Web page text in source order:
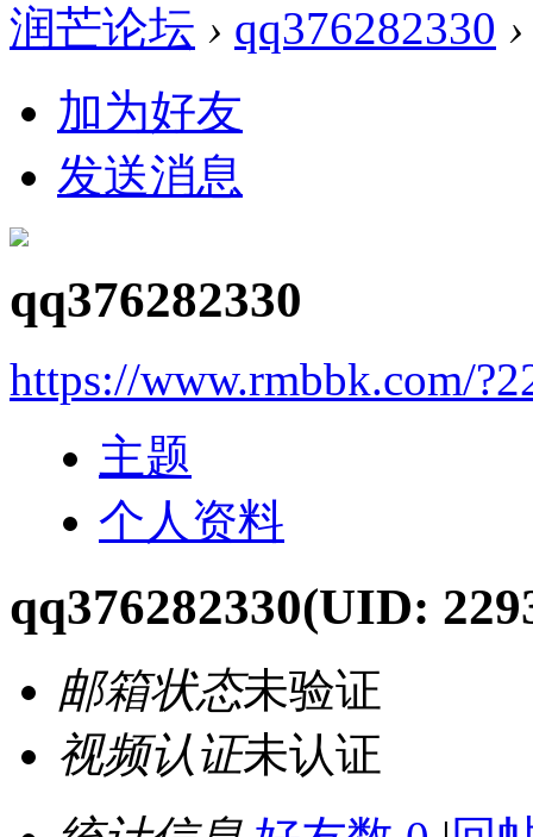
润芒论坛 › qq376282330 ›
加为好友
发送消息
qq376282330
https://www.rmbbk.com/
主题
个人资料
qq376282330(UID:
邮箱状态未验证
视频认证未认证